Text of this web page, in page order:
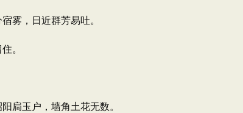
雾，日近群芳易吐。
。
扃玉户，墙角土花无数。